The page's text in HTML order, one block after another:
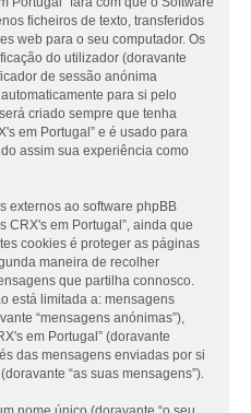
ficheiros de texto, transferidos
web para o seu computador. Os
do utilizador (doravante
de sessão anónima
para si pelo
criado sempre que tenha
em Portugal” e é usado para
assim sua experiência como
externos ao software phpBB
CRX's em Portugal”, ainda que
cookies é proteger as páginas
maneira de recolher
que partilha connosco.
está limitada a: mensagens
“mensagens anónimas”),
em Portugal” (doravante
das mensagens enviadas por si
“as suas mensagens”).